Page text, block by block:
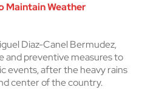
Maintain Weather
Diaz-Canel Bermudez,
and preventive measures to
events, after the heavy rains
center of the country.